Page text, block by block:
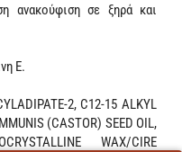
ανακούφιση σε ξηρά και
Ε.
2, C12-15 ALKYL
(CASTOR) SEED OIL,
WAX/CIRE